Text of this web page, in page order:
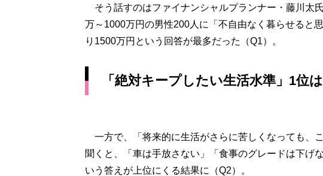
そう話すのはファイナンシャルプランナー・藤川太
万～1000万円の男性200人に「不自由なく暮らせると
り1500万円という回答が最多だった（Q1）。
「絶対キープしたい生活水準」1位
一方で、「将来的に生活がさらに苦しくなっても、
聞くと、「車は手放さない」「食事のグレードは下げ
いう答えが上位にくる結果に（Q2）。